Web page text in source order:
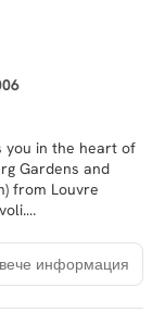
you in the heart of
Gardens and
offers massages.
internet
информация